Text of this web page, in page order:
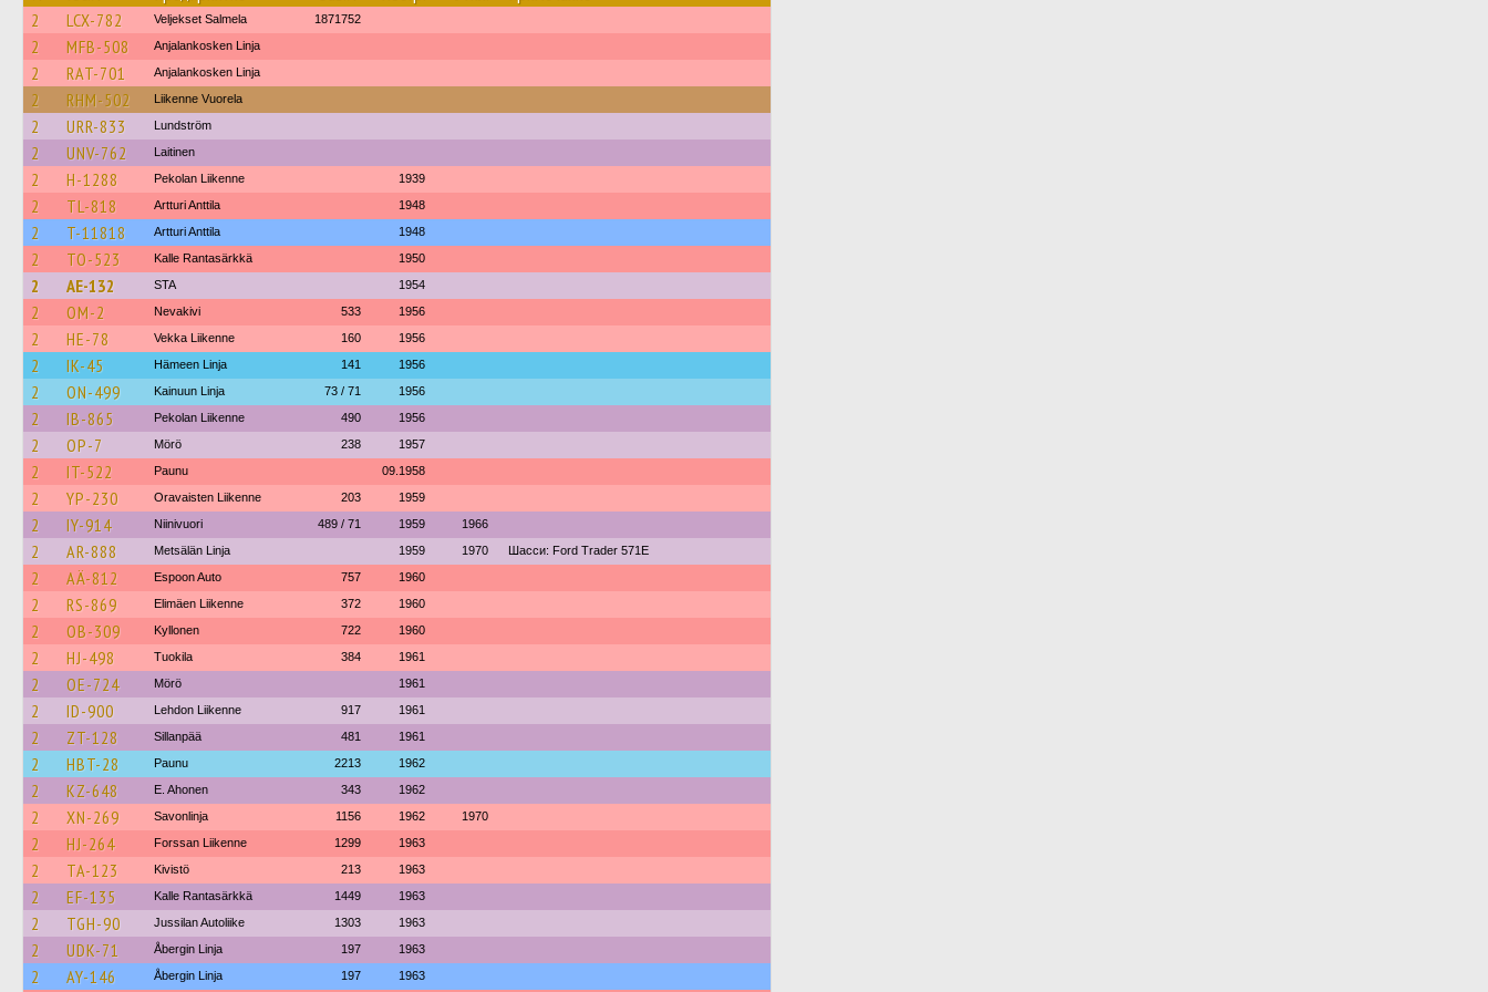
2 LCX-782 Veljekset Salmela 1871752
2 MFB-508 Anjalankosken Linja
2 RAT-701 Anjalankosken Linja
2 RHM-502 Liikenne Vuorela
2 URR-833 Lundström
2 UNV-762 Laitinen
2 H-1288 Pekolan Liikenne 1939
2 TL-818 Artturi Anttila 1948
2 T-11818 Artturi Anttila 1948
2 TO-523 Kalle Rantasärkkä 1950
2 AE-132 STA 1954
2 OM-2 Nevakivi 533 1956
2 HE-78 Vekka Liikenne 160 1956
2 IK-45 Hämeen Linja 141 1956
2 ON-499 Kainuun Linja 73 / 71 1956
2 IB-865 Pekolan Liikenne 490 1956
2 OP-7 Mörö 238 1957
2 IT-522 Paunu 09.1958
2 YP-230 Oravaisten Liikenne 203 1959
2 IY-914 Niinivuori 489 / 71 1959 1966
2 AR-888 Metsälän Linja 1959 1970 Шасси: Ford Trader 571E
2 AÄ-812 Espoon Auto 757 1960
2 RS-869 Elimäen Liikenne 372 1960
2 OB-309 Kyllonen 722 1960
2 HJ-498 Tuokila 384 1961
2 OE-724 Mörö 1961
2 ID-900 Lehdon Liikenne 917 1961
2 ZT-128 Sillanpää 481 1961
2 HBT-28 Paunu 2213 1962
2 KZ-648 E. Ahonen 343 1962
2 XN-269 Savonlinja 1156 1962 1970
2 HJ-264 Forssan Liikenne 1299 1963
2 TA-123 Kivistö 213 1963
2 EF-135 Kalle Rantasärkkä 1449 1963
2 TGH-90 Jussilan Autoliike 1303 1963
2 UDK-71 Åbergin Linja 197 1963
2 AY-146 Åbergin Linja 197 1963